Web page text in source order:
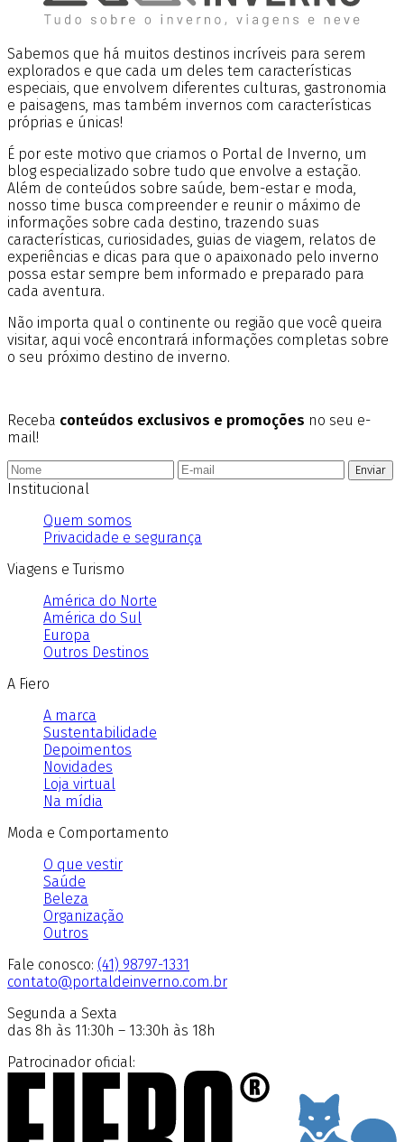
Sabemos que há muitos destinos incríveis para serem
explorados e que cada um deles tem características
especiais, que envolvem diferentes culturas, gastronomia
e paisagens, mas também invernos com características
próprias e únicas!
É por este motivo que criamos o Portal de Inverno, um
blog especializado sobre tudo que envolve a estação.
Além de conteúdos sobre saúde, bem-estar e moda,
nosso time busca compreender e reunir o máximo de
informações sobre cada destino, trazendo suas
características, curiosidades, guias de viagem, relatos de
experiências e dicas para que o apaixonado pelo inverno
possa estar sempre bem informado e preparado para
cada aventura.
Não importa qual o continente ou região que você queira
visitar, aqui você encontrará informações completas sobre
o seu próximo destino de inverno.
Receba conteúdos exclusivos e promoções no seu e-
mail!
Enviar
Institucional
Quem somos
Privacidade e segurança
Viagens e Turismo
América do Norte
América do Sul
Europa
Outros Destinos
A Fiero
A marca
Sustentabilidade
Depoimentos
Novidades
Loja virtual
Na mídia
Moda e Comportamento
O que vestir
Saúde
Beleza
Organização
Outros
Fale conosco: (41) 98797-1331
contato@portaldeinverno.com.br
Segunda a Sexta
das 8h às 11:30h – 13:30h às 18h
Patrocinador oficial: